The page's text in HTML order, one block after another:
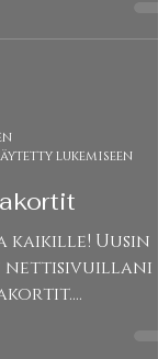
lukemiseen
kaikille! Uusin
nettisivuillani